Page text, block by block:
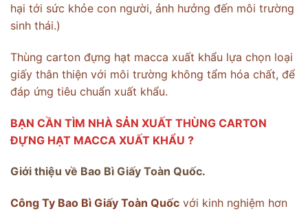
hại tới sức khỏe con người, ảnh hưởng đến môi trường
sinh thái.)
Thùng carton đựng hạt macca xuất khẩu lựa chọn loại
giấy thân thiện với môi trường không tẩm hóa chất, để
đáp ứng tiêu chuẩn xuất khẩu.
BẠN CẦN TÌM NHÀ SẢN XUẤT THÙNG CARTON
ĐỰNG HẠT MACCA XUẤT KHẨU ?
Giới thiệu về Bao Bì Giấy Toàn Quốc.
Công Ty Bao Bì Giấy Toàn Quốc với kinh nghiệm hơn